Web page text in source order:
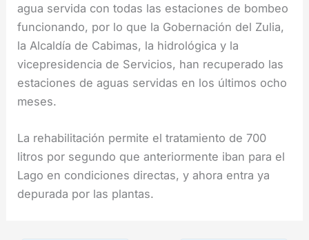
agua servida con todas las estaciones de bombeo
funcionando, por lo que la Gobernación del Zulia,
la Alcaldía de Cabimas, la hidrológica y la
vicepresidencia de Servicios, han recuperado las
estaciones de aguas servidas en los últimos ocho
meses.
La rehabilitación permite el tratamiento de 700
litros por segundo que anteriormente iban para el
Lago en condiciones directas, y ahora entra ya
depurada por las plantas.